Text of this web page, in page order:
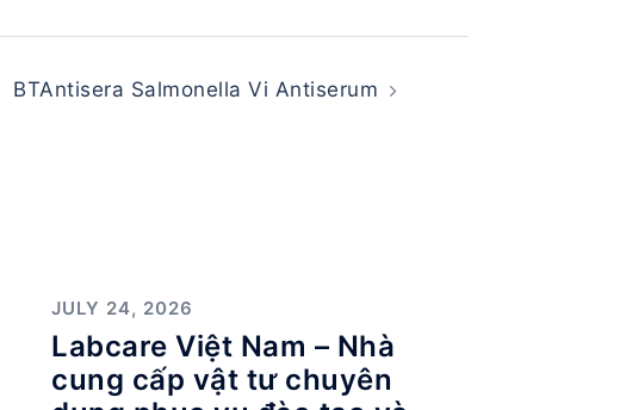
BTAntisera Salmonella Vi Antiserum
JULY 24, 2026
Labcare Việt Nam – Nhà
cung cấp vật tư chuyên